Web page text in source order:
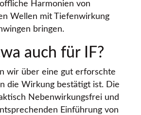
Harmonien von
Wellen mit Tiefenwirkung
bringen.
auch für IF?
wir über eine gut erforschte
die Wirkung bestätigt ist. Die
Nebenwirkungsfrei und
Einführung von